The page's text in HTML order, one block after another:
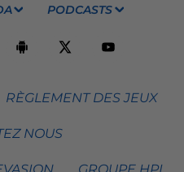
PODCASTS
RÈGLEMENT DES JEUX
NOUS